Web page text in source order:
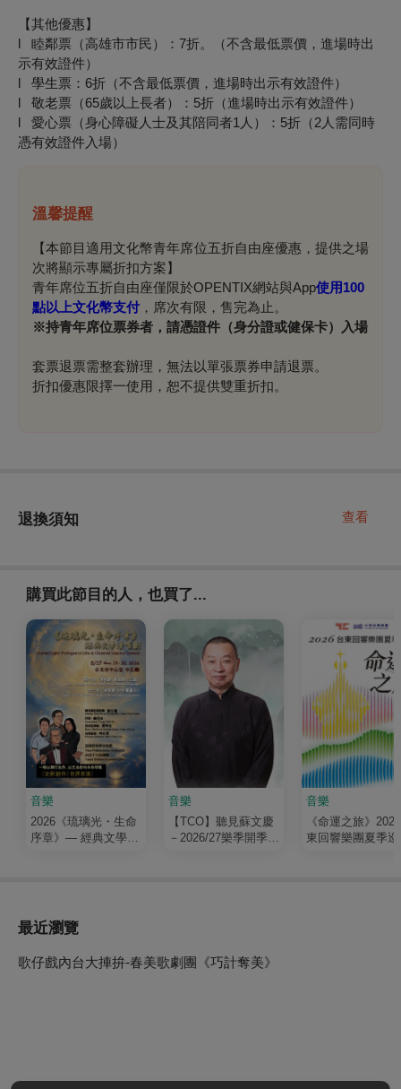
【其他優惠】
l 睦鄰票（高雄市市民）：7折。（不含最低票價，進場時出
示有效證件）
l 學生票：6折（不含最低票價，進場時出示有效證件）
l 敬老票（65歲以上長者）：5折（進場時出示有效證件）
l
愛心票（身心障礙人士及其陪同者1人）：5折（2人需同時
憑有效證件入場）
溫馨提醒
【本節目適用文化幣青年席位五折自由座優惠，提供之場
次將顯示專屬折扣方案】
青年席位五折自由座僅限於OPENTIX網站與App使用100
點以上文化幣支付 ，席次有限，售完為止。
※持青年席位票券者，請憑證件（身分證或健保卡）入場
套票退票需整套辦理，無法以單張票券申請退票。
折扣優惠限擇一使用， 恕不提供雙重折扣。
退換須知 查看
購買此節目的人，也買了...
音樂
2026《琉璃光・生命
序章》— 經典文學清
音樂
【TCO】聽見蘇文慶
－2026/27樂季開季音
音樂
《命運之旅》
東回響樂團夏季巡
最近瀏覽
歌仔戲內台大捙拚-春美歌劇團《巧計奪美》